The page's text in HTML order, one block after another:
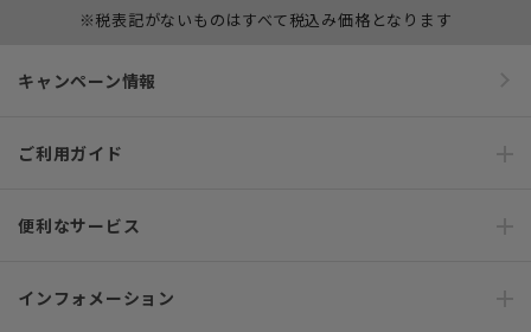
※税表記がないものはすべて税込み価格となります
キャンペーン情報
ご利用ガイド
便利なサービス
インフォメーション